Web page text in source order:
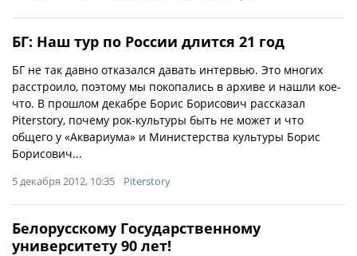
БГ: Наш тур по России длится 21 год
БГ не так давно отказался давать интервью. Это многих
расстроило, поэтому мы покопались в архиве и нашли кое-
что. В прошлом декабре Борис Борисович рассказал
Piterstory, почему рок-культуры быть не может и что
общего у «Аквариума» и Министерства культуры Борис
Борисович...
5 декабря 2012, 10:35 Piterstory
Белорусскому Государственному
университету 90 лет!